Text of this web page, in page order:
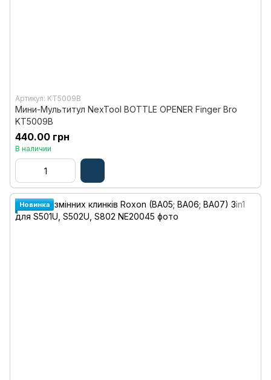
Артикул: KT5009B
Мини-Мультитул NexTool BOTTLE OPENER Finger Bro
KT5009B
440.00 грн
В наличии
Новинка